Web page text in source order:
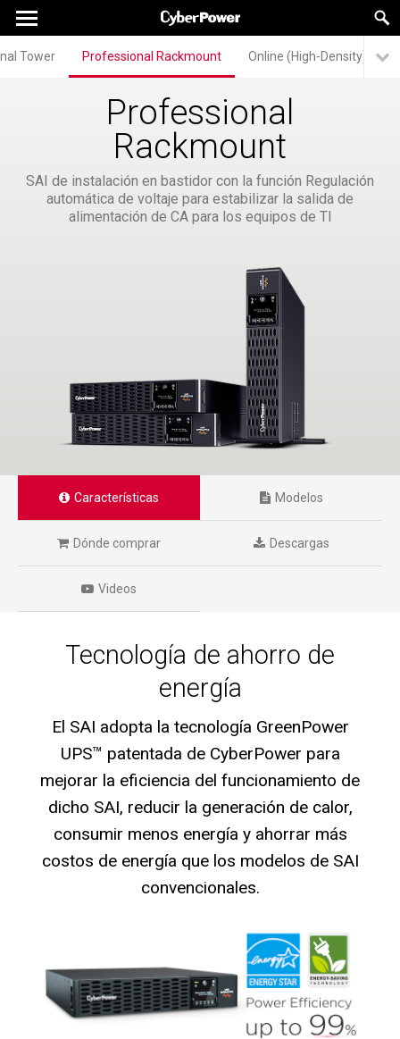
Tower Professional Rackmount Online (High-Density)
Professional
Rackmount
SAI de instalación en bastidor con la función Regulación
automática de voltaje para estabilizar la salida de
alimentación de CA para los equipos de TI
Características Modelos
Dónde comprar Descargas
Videos
Tecnología de ahorro de
energía
El SAI adopta la tecnología GreenPower
UPS™ patentada de CyberPower para
mejorar la eficiencia del funcionamiento de
dicho SAI, reducir la generación de calor,
consumir menos energía y ahorrar más
costos de energía que los modelos de SAI
convencionales.